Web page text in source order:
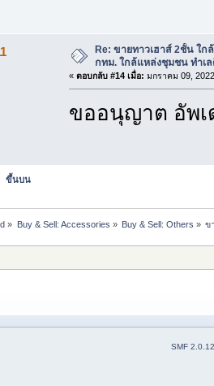
Re: ขายทาวเฮาส์ 2ชั้น ใก
กทม. ใกล้แหล่งชุมชน ทำเ
« ตอบกลับ #14 เมื่อ: มกราคม 09,
ขออนุญาต อัพเ
ขึ้นบน
» Buy & Sell: Accessories » Buy & Sell: Others » ข
SMF 2.0.12